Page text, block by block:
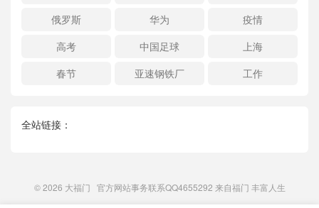
俄罗斯
华为
疫情
高考
中国足球
上海
春节
亚速钢铁厂 工作
全站链接：
© 2026 大福门 官方网站事务联系QQ4655292 来自福门 丰富人生